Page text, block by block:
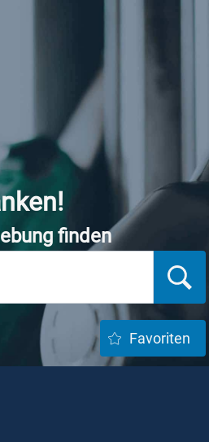
finden
Favoriten